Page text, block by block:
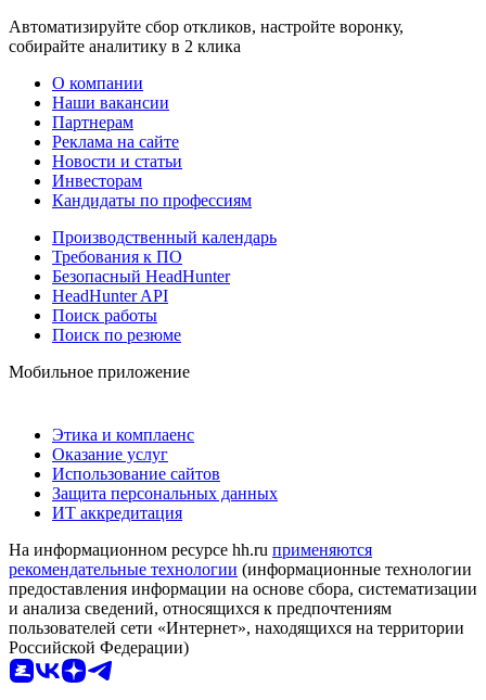
Автоматизируйте сбор откликов, настройте воронку,
собирайте аналитику в 2 клика
О компании
Наши вакансии
Партнерам
Реклама на сайте
Новости и статьи
Инвесторам
Кандидаты по профессиям
Производственный календарь
Требования к ПО
Безопасный HeadHunter
HeadHunter API
Поиск работы
Поиск по резюме
Мобильное приложение
Этика и комплаенс
Оказание услуг
Использование сайтов
Защита персональных данных
ИТ аккредитация
На информационном ресурсе hh.ru применяются
рекомендательные технологии (информационные технологии
предоставления информации на основе сбора, систематизации
и анализа сведений, относящихся к предпочтениям
пользователей сети «Интернет», находящихся на территории
Российской Федерации)